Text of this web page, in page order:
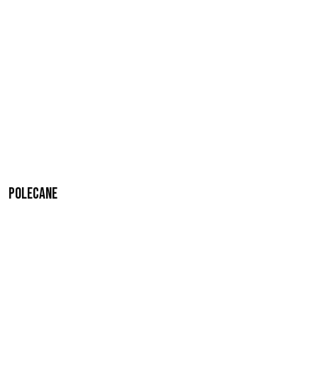
Polecane